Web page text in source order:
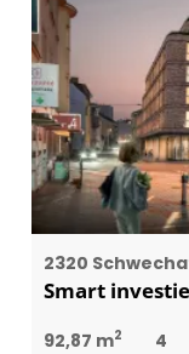
2320
Smart
92,87 m2 4